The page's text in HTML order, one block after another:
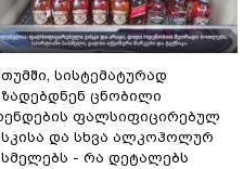
სისტემატურად
ცნობილი
ფალსიფიცირებულ
და სხვა ალკოჰოლურ
- რა დეტალებს